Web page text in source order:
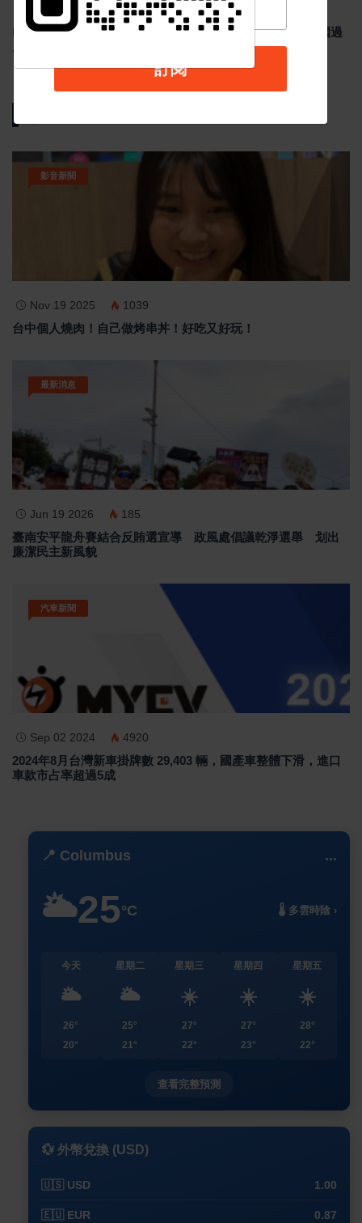
Jul 29 2026 1783
Meta祖克柏談美中AI競爭 反對封鎖中國AI模型 示警美國過
影音新聞
Nov 19 2025 1039
台中個人燒肉！自己做烤串丼！好吃又好玩！
最新消息
Jun 19 2026 185
臺南安平龍舟賽結合反賄選宣導 政風處倡議乾淨選舉 划出
廉潔民主新風貌
汽車新聞
Sep 02 2024 4920
2024年8月台灣新車掛牌數 29,403 輛，國產車整體下滑，進口
車款市占率超過5成
📍 Columbus ...
🌥️25°C 🌡️ 多雲時陰 ›
今天
🌥️
26°
20°
星期二
🌥️
25°
21°
星期三
☀️
27°
22°
星期四
☀️
27°
23°
星期五
☀️
28°
22°
查看完整預測
💱 外幣兌換 (USD)
🇺🇸 USD 1.00
🇪🇺 EUR 0.87
訂閱